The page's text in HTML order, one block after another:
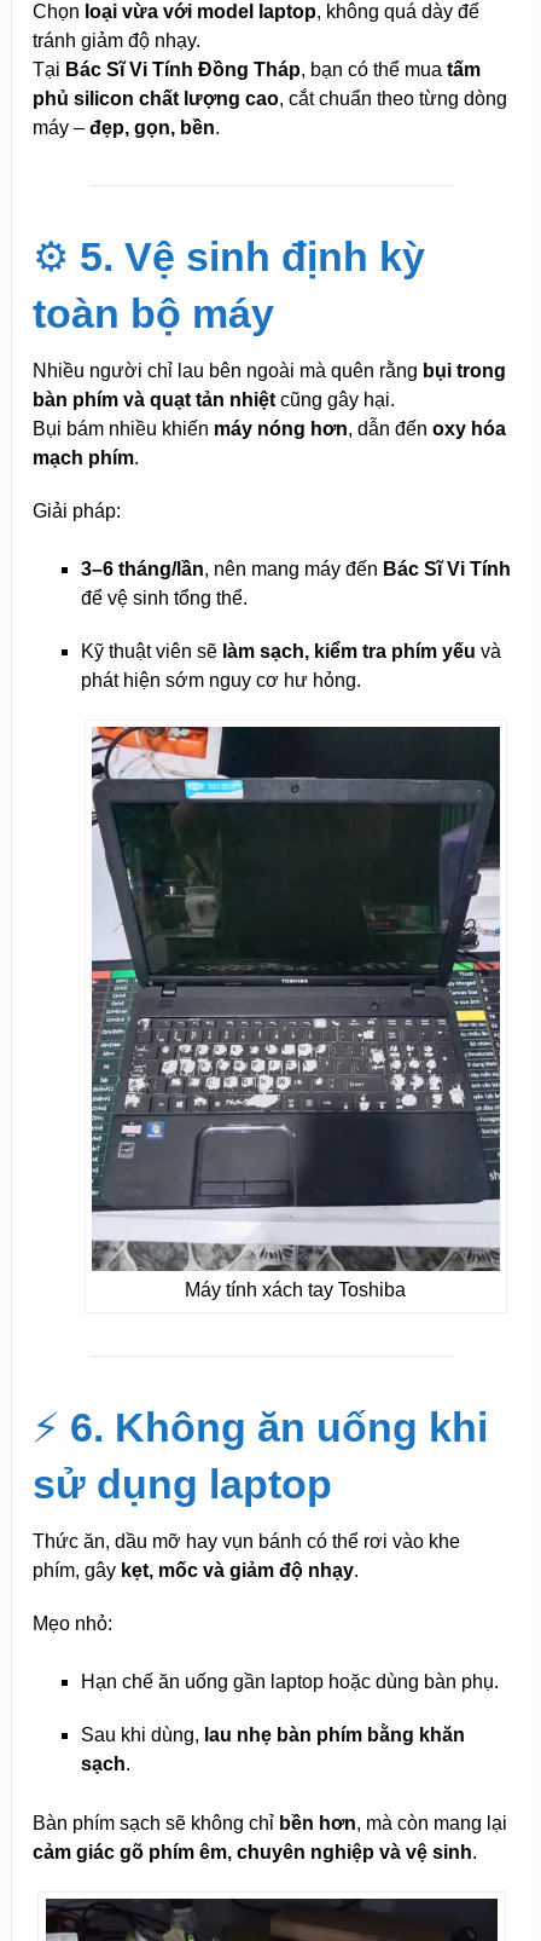
Chọn loại vừa với model laptop, không quá dày để
tránh giảm độ nhạy.
Tại Bác Sĩ Vi Tính Đồng Tháp, bạn có thể mua tấm
phủ silicon chất lượng cao, cắt chuẩn theo từng dòng
máy – đẹp, gọn, bền.
⚙️ 5. Vệ sinh định kỳ
toàn bộ máy
Nhiều người chỉ lau bên ngoài mà quên rằng bụi trong
bàn phím và quạt tản nhiệtcũng gây hại.
Bụi bám nhiều khiến máy nóng hơn, dẫn đến oxy hóa
mạch phím.
Giải pháp:
3–6 tháng/lần, nên mang máy đến Bác Sĩ Vi Tính
để vệ sinh tổng thể.
Kỹ thuật viên sẽ làm sạch, kiểm tra phím yếu và
phát hiện sớm nguy cơ hư hỏng.
Máy tính xách tay Toshiba
⚡ 6. Không ăn uống khi
sử dụng laptop
Thức ăn, dầu mỡ hay vụn bánh có thể rơi vào khe
phím, gây kẹt, mốc và giảm độ nhạy.
Mẹo nhỏ:
Hạn chế ăn uống gần laptop hoặc dùng bàn phụ.
Sau khi dùng, lau nhẹ bàn phím bằng khăn
sạch.
Bàn phím sạch sẽ không chỉ bền hơn, mà còn mang lại
cảm giác gõ phím êm, chuyên nghiệp và vệ sinh.